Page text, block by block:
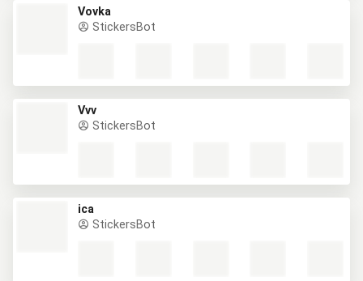
Vovka
StickersBot
Vvv
StickersBot
ica
StickersBot